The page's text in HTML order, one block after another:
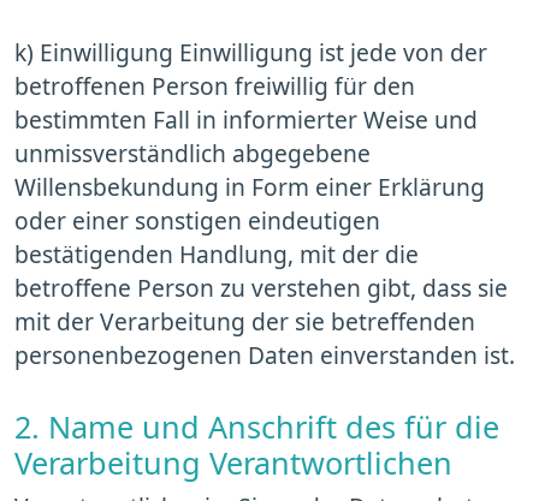
k) Einwilligung Einwilligung ist jede von der
betroffenen Person freiwillig für den
bestimmten Fall in informierter Weise und
unmissverständlich abgegebene
Willensbekundung in Form einer Erklärung
oder einer sonstigen eindeutigen
bestätigenden Handlung, mit der die
betroffene Person zu verstehen gibt, dass sie
mit der Verarbeitung der sie betreffenden
personenbezogenen Daten einverstanden ist.
2. Name und Anschrift des für die
Verarbeitung Verantwortlichen